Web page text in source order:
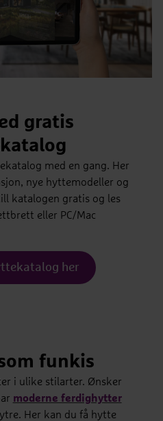
gratis
med en gang. Her
nye hyttemodeller og
katalogen gratis og les
eller PC/Mac
her
funkis
i ulike stilarter. Ønsker
moderne ferdighytter
Her kan du få hytte